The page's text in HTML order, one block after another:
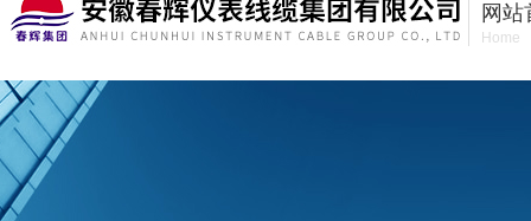
网站
Home